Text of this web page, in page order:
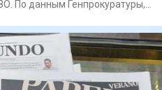
По данным Генпрокуратуры,